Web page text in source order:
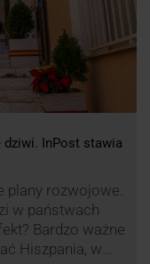
InPost stawia
plany rozwojowe.
w państwach
Bardzo ważne
Hiszpania, w